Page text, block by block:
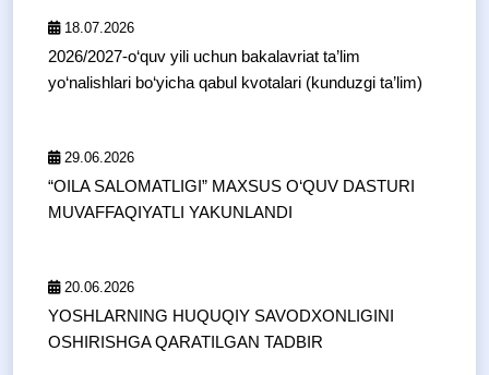
18.07.2026
2026/2027-o‘quv yili uchun bakalavriat ta’lim
yo‘nalishlari bo‘yicha qabul kvotalari (kunduzgi ta’lim)
29.06.2026
“OILA SALOMATLIGI” MAXSUS O‘QUV DASTURI
MUVAFFAQIYATLI YAKUNLANDI
20.06.2026
YOSHLARNING HUQUQIY SAVODXONLIGINI
OSHIRISHGA QARATILGAN TADBIR